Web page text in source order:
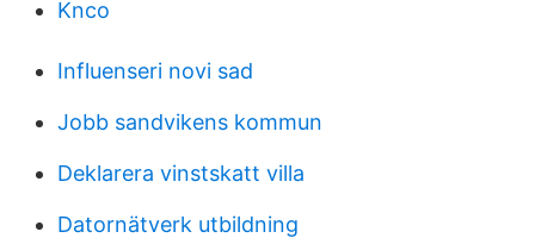
Knco
Influenseri novi sad
Jobb sandvikens kommun
Deklarera vinstskatt villa
Datornätverk utbildning